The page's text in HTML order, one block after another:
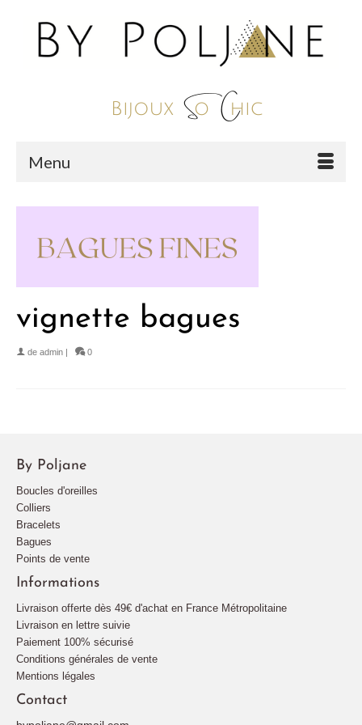
Menu
vignette bagues
de admin | 0
By Poljane
Boucles d'oreilles
Colliers
Bracelets
Bagues
Points de vente
Informations
Livraison offerte dès 49€ d'achat en France Métropolitaine
Livraison en lettre suivie
Paiement 100% sécurisé
Conditions générales de vente
Mentions légales
Contact